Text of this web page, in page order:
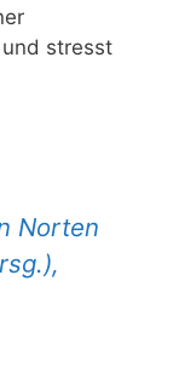
stresst
Norten